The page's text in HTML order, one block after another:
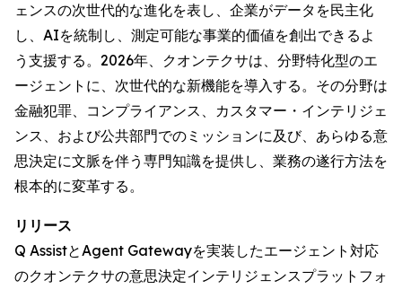
ェンスの次世代的な進化を表し、企業がデータを民主化
し、AIを統制し、測定可能な事業的価値を創出できるよ
う支援する。2026年、クオンテクサは、分野特化型のエ
ージェントに、次世代的な新機能を導入する。その分野は
金融犯罪、コンプライアンス、カスタマー・インテリジェ
ンス、および公共部門でのミッションに及び、あらゆる意
思決定に文脈を伴う専門知識を提供し、業務の遂行方法を
根本的に変革する。
リリース
Q AssistとAgent Gatewayを実装したエージェント対応
のクオンテクサの意思決定インテリジェンスプラットフォ